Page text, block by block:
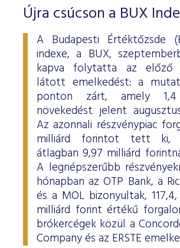
ESG Útmutató
Újra csúcson a BUX
A Budapesti Értéktőzsde
indexe, a BUX,
kapva folytatta az előző
látott emelkedést: a
ponton zárt, amely 1,4
növekedést jelent
Az azonnali részvénypiac
milliárd forintot tett ki,
átlagban 9,97 milliárd
A legnépszerűbb
hónapban az OTP Bank, a
és a MOL bizonyultak,
milliárd forint értékű
brókercégek közül a
Company és az ERSTE